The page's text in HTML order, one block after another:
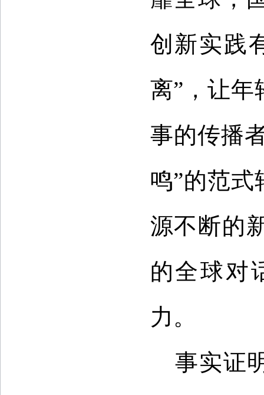
创新实践
离”，让年
事的传播
鸣”的范
源不断的
的全球对
力。
事实证